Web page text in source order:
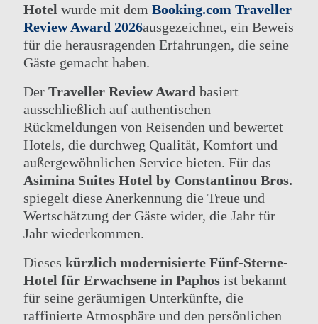
Hotel wurde mit dem Booking.com Traveller
Review Award 2026ausgezeichnet, ein Beweis
für die herausragenden Erfahrungen, die seine
Gäste gemacht haben.
Der Traveller Review Award basiert
ausschließlich auf authentischen
Rückmeldungen von Reisenden und bewertet
Hotels, die durchweg Qualität, Komfort und
außergewöhnlichen Service bieten. Für das
Asimina Suites Hotel by Constantinou Bros.
spiegelt diese Anerkennung die Treue und
Wertschätzung der Gäste wider, die Jahr für
Jahr wiederkommen.
Dieses kürzlich modernisierte Fünf-Sterne-
Hotel für Erwachsene in Paphosist bekannt
für seine geräumigen Unterkünfte, die
raffinierte Atmosphäre und den persönlichen